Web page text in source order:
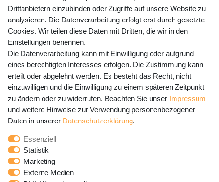
Preisangaben inkl. gesetzl. MwSt. und zzgl. Service- und
Versandkosten
Newsletter Anmeldung - Keine Angebote
mehr verpassen!
E-MAIL **
Newsletter
Honig
Hiermit bestätige ich, dass ich die
gelesen habe. Meine Einwilligung kann ich jederzeit
widerrufen.**
Drittanbietern einzubinden oder Zugriffe auf unsere Website zu
analysieren. Die Datenverarbeitung erfolgt erst durch gesetzte
Cookies. Wir teilen diese Daten mit Dritten, die wir in den
Einstellungen benennen.
Die Datenverarbeitung kann mit Einwilligung oder aufgrund
eines berechtigten Interesses erfolgen. Die Zustimmung kann
erteilt oder abgelehnt werden. Es besteht das Recht, nicht
einzuwilligen und die Einwilligung zu einem späteren Zeitpunkt
zu ändern oder zu widerrufen. Beachten Sie unser Impressum
und weitere Hinweise zur Verwendung personenbezogener
Daten in unserer Daten­schutz­erklärung.
Essenziell
Statistik
Marketing
Externe Medien